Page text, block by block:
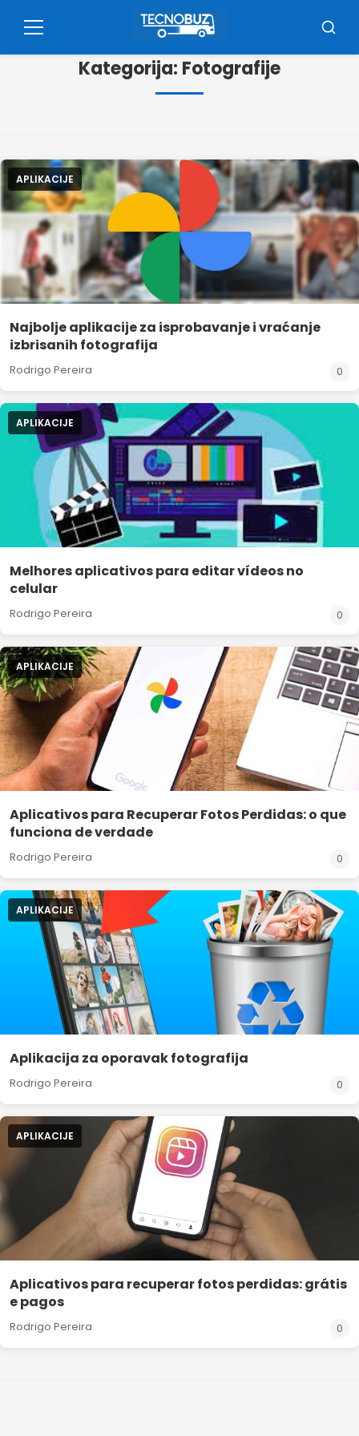
Jelovnik Traži
Kategorija: Fotografije
APLIKACIJE
Najbolje aplikacije za isprobavanje i vraćanje
izbrisanih fotografija
Rodrigo Pereira 0
APLIKACIJE
Melhores aplicativos para editar vídeos no
celular
Rodrigo Pereira 0
APLIKACIJE
Aplicativos para Recuperar Fotos Perdidas: o que
funciona de verdade
Rodrigo Pereira 0
APLIKACIJE
Aplikacija za oporavak fotografija
Rodrigo Pereira 0
APLIKACIJE
Aplicativos para recuperar fotos perdidas: grátis
e pagos
Rodrigo Pereira 0